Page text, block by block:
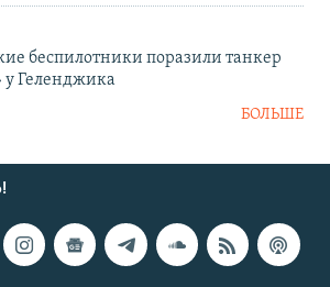
беспилотники поразили танкер
у Геленджика
БОЛЬШЕ